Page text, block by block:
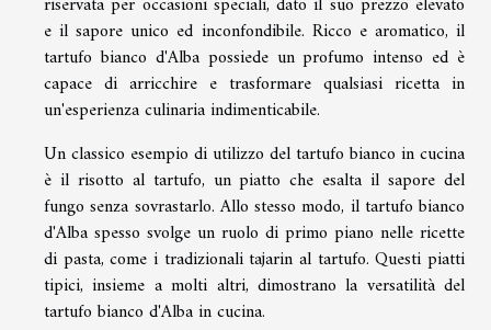
e il sapore unico ed inconfondibile. Ricco e aromatico, il
tartufo bianco d'Alba possiede un profumo intenso ed è
capace di arricchire e trasformare qualsiasi ricetta in
un'esperienza culinaria indimenticabile.
Un classico esempio di utilizzo del tartufo bianco in cucina
è il risotto al tartufo, un piatto che esalta il sapore del
fungo senza sovrastarlo. Allo stesso modo, il tartufo bianco
d'Alba spesso svolge un ruolo di primo piano nelle ricette
di pasta, come i tradizionali tajarin al tartufo. Questi piatti
tipici, insieme a molti altri, dimostrano la versatilità del
tartufo bianco d'Alba in cucina.